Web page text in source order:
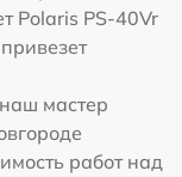
Polaris PS-40Vr
мастер
работ над